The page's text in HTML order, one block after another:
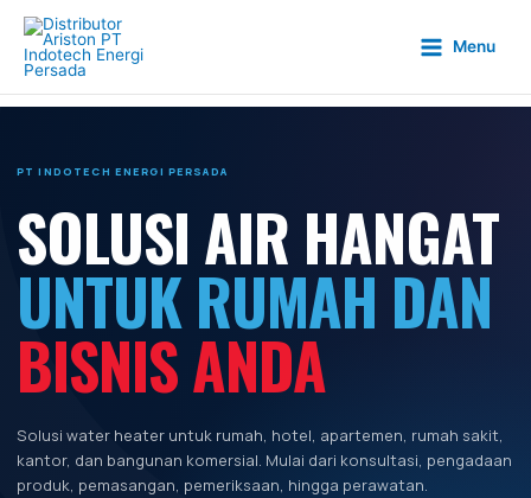
content
Menu
PT INDOTECH ENERGI PERSADA
SOLUSI AIR HANGAT
UNTUK RUMAH DAN
BISNIS ANDA
Solusi water heater untuk rumah, hotel, apartemen, rumah sakit,
kantor, dan bangunan komersial. Mulai dari konsultasi, pengadaan
produk, pemasangan, pemeriksaan, hingga perawatan.